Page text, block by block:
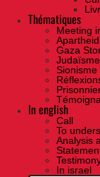
Thématiques
Meeting
Gaza
Sionisme
In english
Call
To
Analysis
In israel